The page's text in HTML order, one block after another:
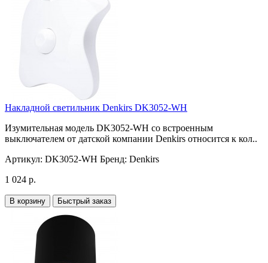
Накладной светильник Denkirs DK3052-WH
Изумительная модель DK3052-WH со встроенным
выключателем от датской компании Denkirs относится к кол..
Артикул: DK3052-WH Бренд: Denkirs
1 024 р.
В корзину Быстрый заказ